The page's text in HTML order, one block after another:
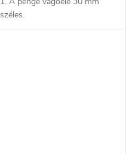
széles.